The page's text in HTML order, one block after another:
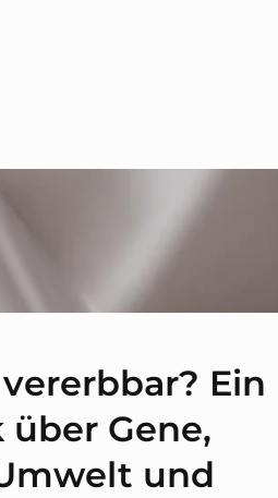
Ein
Gene,
und